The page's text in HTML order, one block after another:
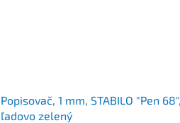
Popisovač, 1 mm, STABILO "Pen 68",
ľadovo zelený